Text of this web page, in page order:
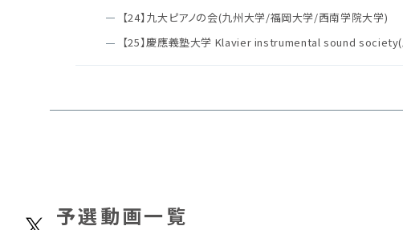
【24】九大ピアノの会(九州大学/福岡大学/西南学院大学)
【25】慶應義塾大学 Klavier instrumental sound
予選動画一覧